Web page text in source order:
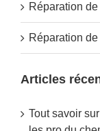
Réparation
Réparation
Articles
Tout savoir